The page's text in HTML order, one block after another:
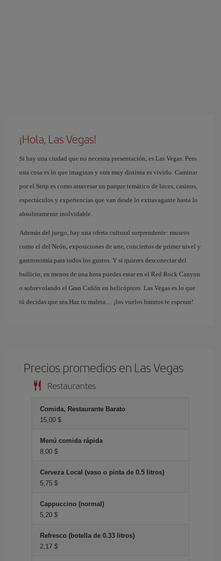
¡Hola, Las Vegas!
Si hay una ciudad que no necesita presentación, es Las Vegas. Pero
una cosa es lo que imaginas y otra muy distinta es vivirlo. Caminar
por el Strip es como atravesar un parque temático de luces, casinos,
espectáculos y experiencias que van desde lo extravagante hasta lo
absolutamente inolvidable.
Además del juego, hay una oferta cultural sorprendente: museos
como el del Neón, exposiciones de arte, conciertos de primer nivel y
gastronomía para todos los gustos. Y si quieres desconectar del
bullicio, en menos de una hora puedes estar en el Red Rock Canyon
o sobrevolando el Gran Cañón en helicóptero. Las Vegas es lo que
tú decidas que sea.Haz tu maleta… ¡los vuelos baratos te esperan!
Precios promedios en Las Vegas
Restaurantes
Comida, Restaurante Barato
15,00 $
Menú comida rápida
8,00 $
Cerveza Local (vaso o pinta de 0.5 litros)
5,75 $
Cappuccino (normal)
5,20 $
Refresco (botella de 0.33 litros)
2,17 $